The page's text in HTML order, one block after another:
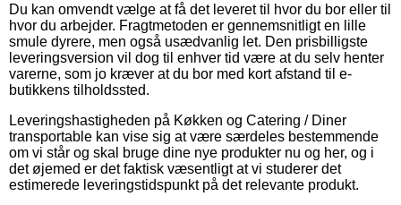
Du kan omvendt vælge at få det leveret til hvor du bor eller til
hvor du arbejder. Fragtmetoden er gennemsnitligt en lille
smule dyrere, men også usædvanlig let. Den prisbilligste
leveringsversion vil dog til enhver tid være at du selv henter
varerne, som jo kræver at du bor med kort afstand til e-
butikkens tilholdssted.
Leveringshastigheden på Køkken og Catering / Diner
transportable kan vise sig at være særdeles bestemmende
om vi står og skal bruge dine nye produkter nu og her, og i
det øjemed er det faktisk væsentligt at vi studerer det
estimerede leveringstidspunkt på det relevante produkt.